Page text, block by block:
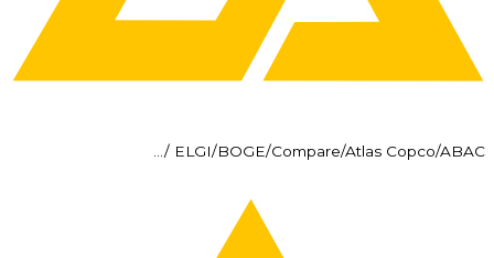
ELGI/BOGE/Compare/Atlas Copco/ABAC /…